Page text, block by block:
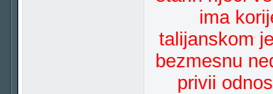
ima
talijanskom
bezmesnu
privii